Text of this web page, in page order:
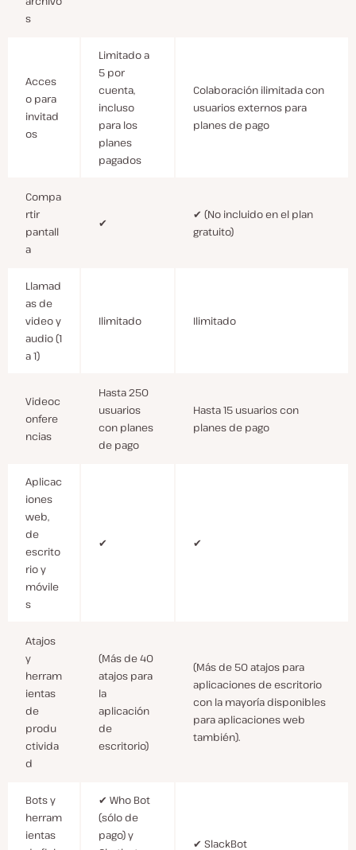
s
Acces
o para
invitad
os
Limitado a
5 por
cuenta,
incluso
para los
planes
pagados
Colaboración ilimitada con
usuarios externos para
planes de pago
Compa
rtir
pantall
a
✔
✔ (No incluido en el plan
gratuito)
Llamad
as de
video y
audio (1
a 1)
Ilimitado Ilimitado
Videoc
onfere
ncias
Hasta 250
usuarios
con planes
de pago
Hasta 15 usuarios con
planes de pago
Aplicac
iones
web,
de
escrito
rio y
móvile
s
✔ ✔
Atajos
y
herram
ientas
de
produ
ctivida
d
(Más de 40
atajos para
la
aplicación
de
escritorio)
(Más de 50 atajos para
aplicaciones de escritorio
con la mayoría disponibles
para aplicaciones web
también).
Bots y
herram
ientas
✔ Who Bot
(sólo de
pago) y
✔ SlackBot